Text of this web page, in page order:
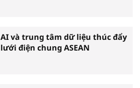
AI và trung tâm dữ liệu thúc đẩy
lưới điện chung ASEAN